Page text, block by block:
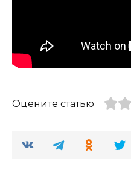
Оцените статью